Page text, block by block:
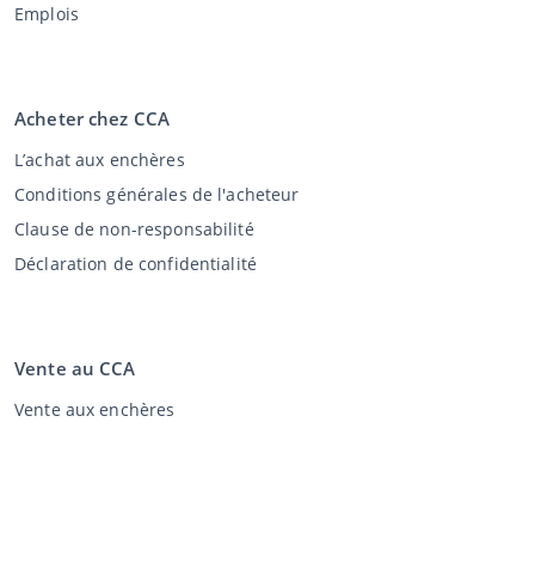
Emplois
Acheter chez CCA
L’achat aux enchères
Conditions générales de l'acheteur
Clause de non-responsabilité
Déclaration de confidentialité
Vente au CCA
Vente aux enchères